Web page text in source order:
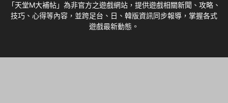
「天堂M大補帖」為非官方之遊戲網站，提供遊戲相關新聞、攻略、
技巧、心得等內容，並跨足台、日、韓版資訊同步報導，掌握各式
遊戲最新動態。